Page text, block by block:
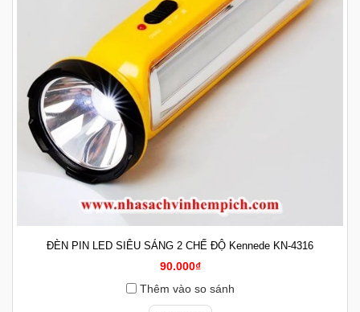
ĐÈN PIN LED SIÊU SÁNG 2 CHẾ ĐỘ Kennede KN-4316
90.000₫
Thêm vào so sánh